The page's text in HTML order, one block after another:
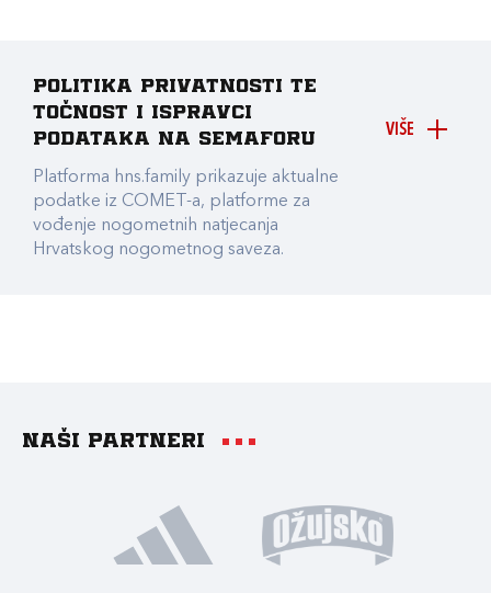
VIŠE
Politika privatnosti te
točnost i ispravci
podataka na Semaforu
Platforma hns.family prikazuje aktualne
podatke iz COMET-a, platforme za
vođenje nogometnih natjecanja
Hrvatskog nogometnog saveza.
Naši partneri